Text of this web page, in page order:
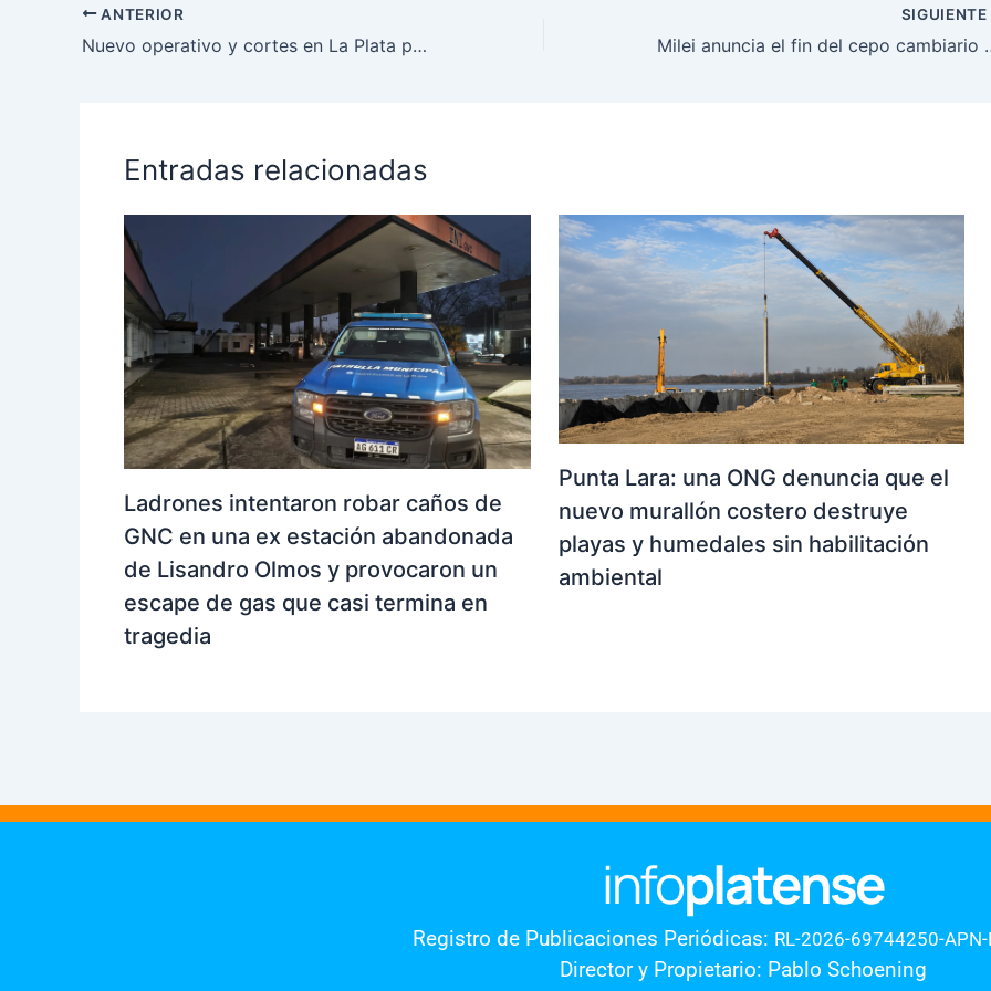
ANTERIOR
Nuevo operativo y cortes en La Plata por los recitales de Los Piojos
SIGUIENTE
Milei anuncia el fin del
Entradas relacionadas
Ladrones intentaron robar caños de
GNC en una ex estación abandonada
de Lisandro Olmos y provocaron un
escape de gas que casi termina en
tragedia
Punta Lara: una ONG denuncia que el
nuevo murallón costero destruye
playas y humedales sin habilitación
ambiental
Registro de Publicaciones Periódicas: RL-2026-69744250-
Director y Propietario: Pablo Schoening